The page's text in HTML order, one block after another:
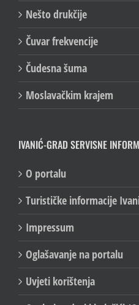
Nešto drukčije
Čuvar frekvencije
Čudesna šuma
Moslavačkim krajem
IVANIĆ-GRAD SERVISNE
O portalu
Turističke informacije
Impressum
Oglašavanje na portalu
Uvjeti korištenja